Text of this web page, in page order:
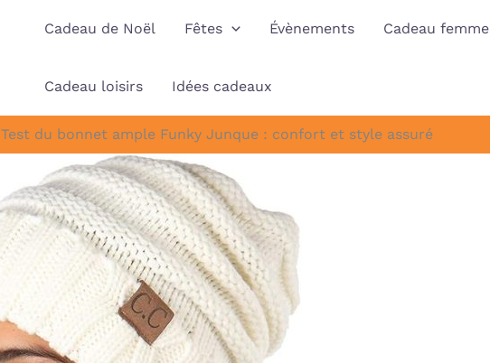
Cadeau de Noël Fêtes Évènements Cadeau femme
Cadeau loisirs Idées cadeaux
Test du bonnet ample Funky Junque : confort et style assuré